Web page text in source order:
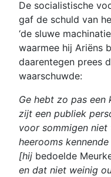
De socialistische
gaf de schuld van
‘de sluwe
waarmee hij Ariëns
daarentegen prees
waarschuwde:
Ge hebt zo pas een
zijt een publiek
voor sommigen
heerooms
[hij bedoelde
en dat niet weinig